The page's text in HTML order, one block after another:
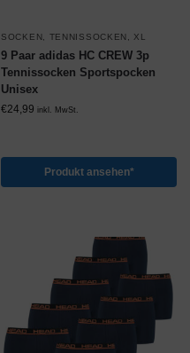
SOCKEN TENNISSOCKEN XL
9 Paar adidas HC CREW 3p
Tennissocken Sportspocken
Unisex
€24,99 inkl. MwSt.
Produkt ansehen*